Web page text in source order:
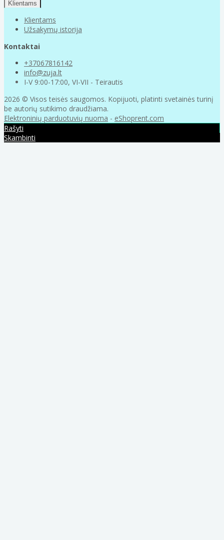
Klientams
Klientams
Užsakymų istorija
Kontaktai
+37067816142
info@zuja.lt
I-V 9:00-17:00, VI-VII - Teirautis
2026 © Visos teisės saugomos. Kopijuoti, platinti svetainės turinį
be autorių sutikimo draudžiama.
Elektroninių parduotuvių nuoma - eShoprent.com
Rašyti
Skambinti